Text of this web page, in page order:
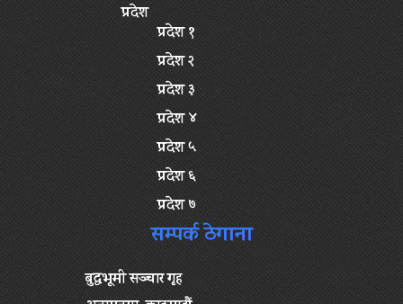
प्रदेश
प्रदेश १
प्रदेश २
प्रदेश ३
प्रदेश ४
प्रदेश ५
प्रदेश ६
प्रदेश ७
सम्पर्क ठेगाना
बुद्धभूमी सञ्चार गृह